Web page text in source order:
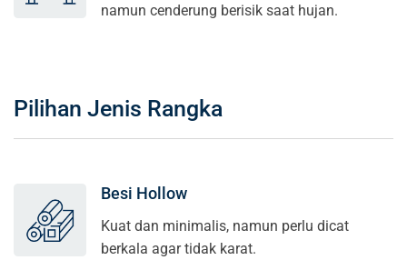
namun cenderung berisik saat hujan.
Pilihan Jenis Rangka
Besi Hollow
Kuat dan minimalis, namun perlu dicat
berkala agar tidak karat.